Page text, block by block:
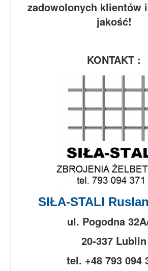
zadowolonych klientów
jakość!
KONTAKT :
SIŁA-STALI
ul. Pogodna
20-337 Lublin
tel. +48 793 094